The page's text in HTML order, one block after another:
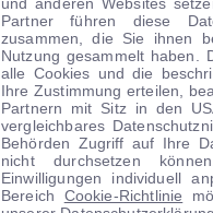
Partner führen diese
zusammen, die Sie ihnen
Nutzung gesammelt haben.
alle Cookies und die
Ihre Zustimmung erteilen,
Partnern mit Sitz in den
vergleichbares
Behörden Zugriff auf Ihre
nicht durchsetzen
Einwilligungen individuell
Bereich Cookie-Richtlinie